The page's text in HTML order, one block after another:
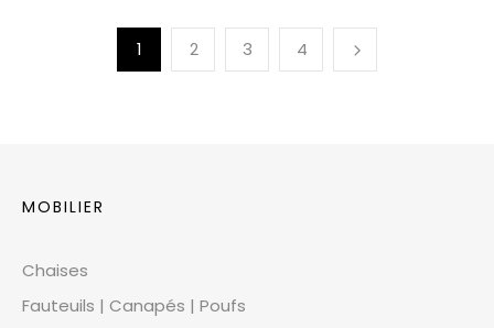
1 2 3 4
MOBILIER
Chaises
Fauteuils | Canapés | Poufs